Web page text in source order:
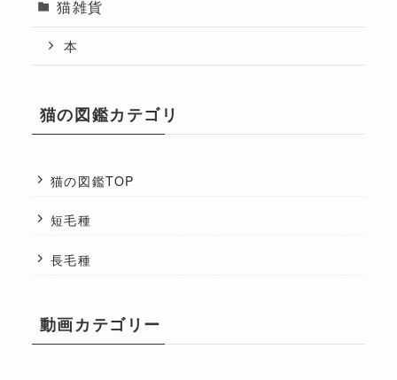
猫雑貨
本
猫の図鑑カテゴリ
猫の図鑑TOP
短毛種
長毛種
動画カテゴリー